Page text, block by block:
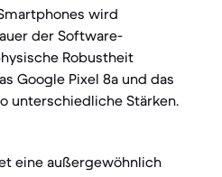
wird
der Software-
Robustheit
Google Pixel 8a und das
unterschiedliche Stärken.
eine außergewöhnlich